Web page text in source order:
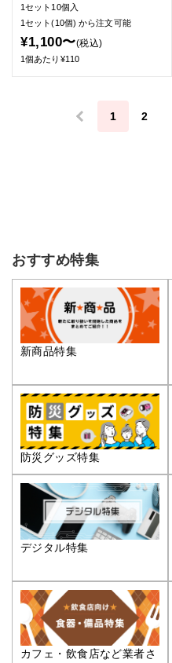
1セット10個入
1セット(10個)から注文可能
¥1,100〜(税込)
1個あたり¥110
＜ 1 2
おすすめ特集
新商品特集
防災グッズ特集
デジタル特集
カフェ・飲食店など業者さ